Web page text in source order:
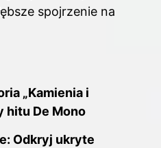
spojrzenie na
„Kamienia i
hitu De Mono
Odkryj ukryte